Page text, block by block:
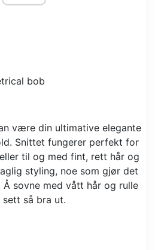
være din ultimative elegante
Snittet fungerer perfekt for
til og med fint, rett hår og
styling, noe som gjør det
sovne med vått hår og rulle
sett så bra ut.